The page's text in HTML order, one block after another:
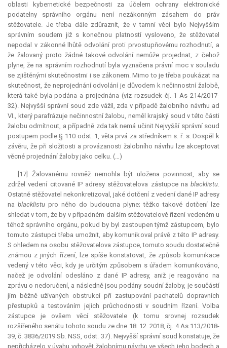
oblasti kybernetické bezpečnosti za účelem ochrany elektronické
podatelny správního orgánu není nezákonným zásahem do práv
stěžovatele. Je třeba dále zdůraznit, že v tamní věci bylo Nejvyšším
správním soudem již s konečnou platností vysloveno, že stěžovatel
nepodal v zákonné lhůtě odvolání proti prvostupňovému rozhodnutí, a
že žalovaný proto žádné takové odvolání nemůže projednat, z čehož
plyne, že na správním rozhodnutí byla vyznačena právní moc v souladu
se zjištěnými skutečnostmi i se zákonem. Mimo to je třeba poukázat na
skutečnost, že neprojednání odvolání je důvodem k nečinnostní žalobě,
která také byla podána a projednána (viz rozsudek čj. 1 As 214/2017-
32). Nejvyšší správní soud zde vážil, zda v případě žalobního návrhu ad
VI., který parafrázuje nečinnostní žalobu, neměl krajský soud v této části
žalobu odmítnout, a případně zda tak nemá učinit Nejvyšší správní soud
postupem podle § 110 odst. 1, věta prvá za středníkem s. ř. s. Dospěl k
závěru, že při složitosti a provázanosti žalobního návrhu lze akceptovat
věcné projednání žaloby jako celku. (…)
[17] Žalovanému rovněž nemohla být uložena povinnost, aby se
zdržel vedení citované IP adresy stěžovatelova zástupce na blacklistu.
Ostatně stěžovatel nekonkretizoval, jaké dotčení z vedení dané IP adresy
na blacklistu pro něho do budoucna plyne; těžko takové dotčení lze
shledat v tom, že by v případném dalším stěžovatelově řízení vedeném u
téhož správního orgánu, pokud by byl zastoupen týmž zástupcem, bylo
tomuto zástupci třeba umožnit, aby komunikoval právě z této IP adresy.
S ohledem na osobu stěžovatelova zástupce, tomuto soudu dostatečně
známou z jiných řízení, lze spíše konstatovat, že způsob komunikace
vedený v této věci, kdy je určitým způsobem s úřadem komunikováno,
načež je odvolání odesláno z dané IP adresy, aniž je reagováno na
zprávu o nedoručení, a následně jsou podány soudní žaloby, je součástí
jím běžně užívaných obstrukcí při zastupování pachatelů dopravních
přestupků a testováním jejich průchodnosti v soudním řízení. Volba
zástupce je ovšem věcí stěžovatele (k tomu srovnej rozsudek
rozšířeného senátu tohoto soudu ze dne 18. 12. 2018, čj. 4 As 113/2018-
39, č. 3836/2019 Sb. NSS, odst. 37). Nejvyšší správní soud konstatuje, že
nepřicházelo v úvahu vyhovět žalobnímu návrhu ve všech jeho bodech a